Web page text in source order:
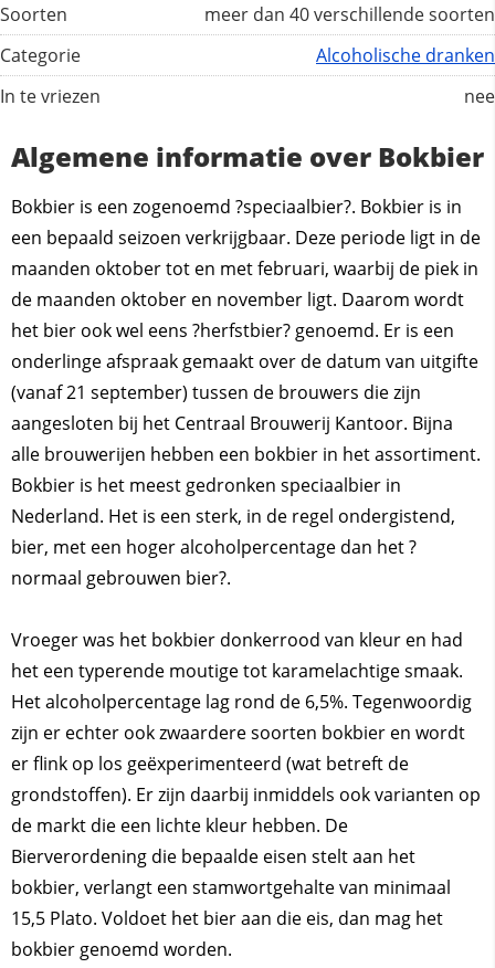
meer dan 40 verschillende soorten
Soorten
Alcoholische dranken
Categorie
nee
In te vriezen
Algemene informatie over Bokbier
Bokbier is een zogenoemd ?speciaalbier?. Bokbier is in
een bepaald seizoen verkrijgbaar. Deze periode ligt in de
maanden oktober tot en met februari, waarbij de piek in
de maanden oktober en november ligt. Daarom wordt
het bier ook wel eens ?herfstbier? genoemd. Er is een
onderlinge afspraak gemaakt over de datum van uitgifte
(vanaf 21 september) tussen de brouwers die zijn
aangesloten bij het Centraal Brouwerij Kantoor. Bijna
alle brouwerijen hebben een bokbier in het assortiment.
Bokbier is het meest gedronken speciaalbier in
Nederland. Het is een sterk, in de regel ondergistend,
bier, met een hoger alcoholpercentage dan het ?
normaal gebrouwen bier?.
Vroeger was het bokbier donkerrood van kleur en had
het een typerende moutige tot karamelachtige smaak.
Het alcoholpercentage lag rond de 6,5%. Tegenwoordig
zijn er echter ook zwaardere soorten bokbier en wordt
er flink op los geëxperimenteerd (wat betreft de
grondstoffen). Er zijn daarbij inmiddels ook varianten op
de markt die een lichte kleur hebben. De
Bierverordening die bepaalde eisen stelt aan het
bokbier, verlangt een stamwortgehalte van minimaal
15,5 Plato. Voldoet het bier aan die eis, dan mag het
bokbier genoemd worden.